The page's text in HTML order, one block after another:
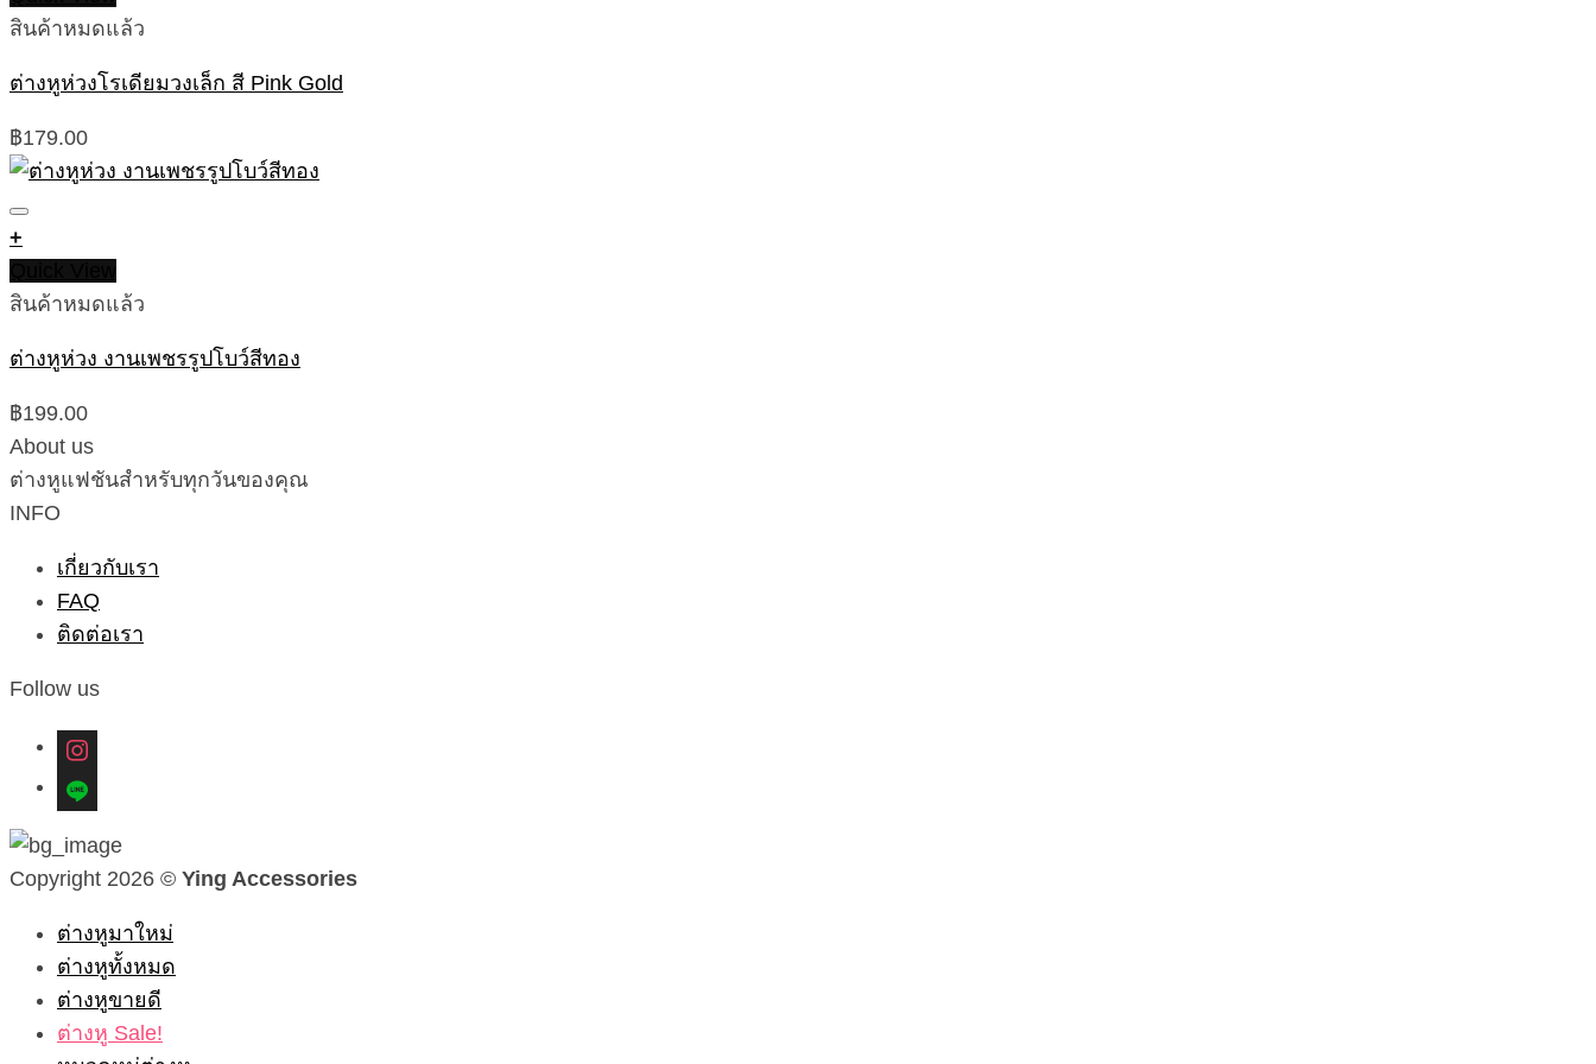
สินค้าหมดแล้ว
ต่างหูห่วงโรเดียมวงเล็ก สี Pink Gold
฿179.00
+
สินค้าหมดแล้ว
ต่างหูห่วง งานเพชรรูปโบว์สีทอง
฿199.00
About us
ต่างหูแฟชันสำหรับทุกวันของคุณ
INFO
เกี่ยวกับเรา
FAQ
ติดต่อเรา
Follow us
instagram
line
Copyright 2026 © Ying Accessories
ต่างหูมาใหม่
ต่างหูทั้งหมด
ต่างหูขายดี
ต่างหู Sale!